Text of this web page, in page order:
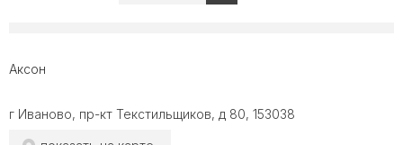
Аксон
г Иваново, пр-кт Текстильщиков, д 80, 153038